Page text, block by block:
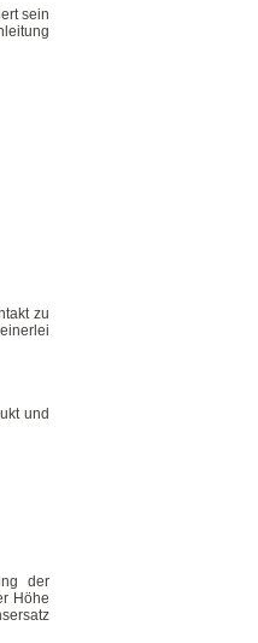
sein
zu
und
der
Höhe